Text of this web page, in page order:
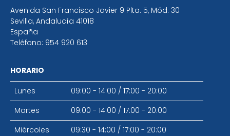
Avenida San Francisco Javier 9 Plta. 5, Mód. 30
Sevilla, Andalucía 41018
España
Teléfono: 954 920 613
HORARIO
Lunes
09:00 - 14:00 / 17:00 - 20:00
Martes
09:00 - 14:00 / 17:00 - 20:00
Miércoles
09:30 - 14:00 / 17:00 - 20:00